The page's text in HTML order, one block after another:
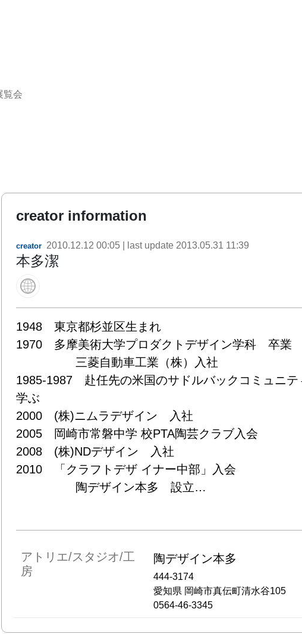
覧会
creator information
creator 2010.12.12 00:05 | last update 2013.05.31 11:39
本多潔
1948　東京都杉並区生まれ
1970　多摩美術大学プロダクトデザイン学科　卒業
三菱自動車工業（株）入社
1985-1987　赴任先の米国のサドルバックコミュニ
学ぶ
2000　(株)ニムラデザイン　入社
2005　岡崎市常磐中学 校PTA陶芸クラブ入会
2008　(株)NDデザイン　入社
2010　「クラフトデザ イナー中部」入会
陶デザイン本多　設立
アトリエ/スタジオ/工
房
陶デザイン本多
444-3174
愛知県 岡崎市真伝町清水谷105
0564-46-3345